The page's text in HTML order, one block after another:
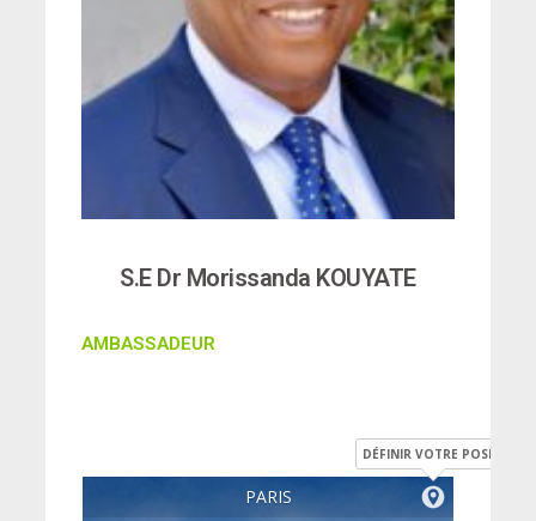
S.E Dr Morissanda KOUYATE
AMBASSADEUR
PARIS
DÉFINIR VOTRE POSITION